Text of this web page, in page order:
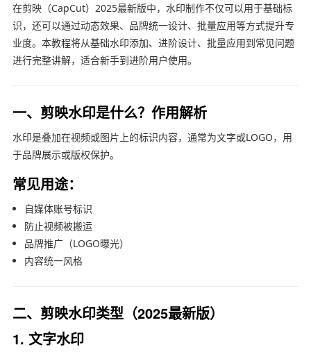
在剪映（CapCut）2025最新版中，水印制作不仅可以用于基础标
识，还可以通过动态效果、品牌统一设计、批量应用等方式提升专
业度。本教程将从基础水印添加、进阶设计、批量应用到常见问题
进行完整讲解，适合新手到进阶用户使用。
一、剪映水印是什么？作用解析
水印是叠加在视频或图片上的标识内容，通常为文字或LOGO，用
于品牌展示或版权保护。
常见用途：
自媒体账号标识
防止视频被搬运
品牌推广（LOGO曝光）
内容统一风格
二、剪映水印类型（2025最新版）
1. 文字水印